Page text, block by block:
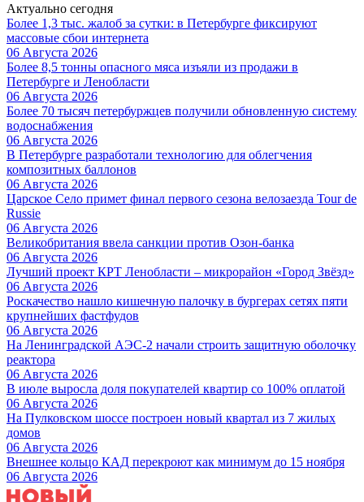
Актуально сегодня
Более 1,3 тыс. жалоб за сутки: в Петербурге фиксируют
массовые сбои интернета
06 Августа 2026
Более 8,5 тонны опасного мяса изъяли из продажи в
Петербурге и Ленобласти
06 Августа 2026
Более 70 тысяч петербуржцев получили обновленную систему
водоснабжения
06 Августа 2026
В Петербурге разработали технологию для облегчения
композитных баллонов
06 Августа 2026
Царское Село примет финал первого сезона велозаезда Tour de
Russie
06 Августа 2026
Великобритания ввела санкции против Озон-банка
06 Августа 2026
Лучший проект КРТ Ленобласти – микрорайон «Город Звёзд»
06 Августа 2026
Роскачество нашло кишечную палочку в бургерах сетях пяти
крупнейших фастфудов
06 Августа 2026
На Ленинградской АЭС-2 начали строить защитную оболочку
реактора
06 Августа 2026
В июле выросла доля покупателей квартир со 100% оплатой
06 Августа 2026
На Пулковском шоссе построен новый квартал из 7 жилых
домов
06 Августа 2026
Внешнее кольцо КАД перекроют как минимум до 15 ноября
06 Августа 2026